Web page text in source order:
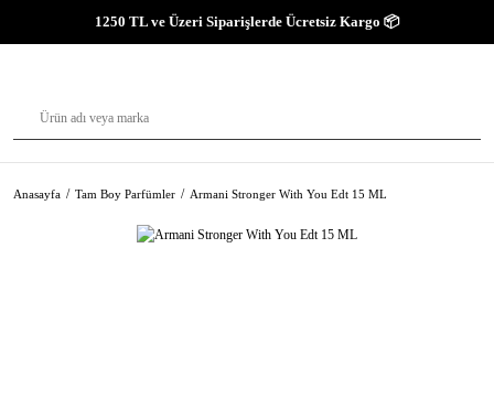
1250 TL ve Üzeri Siparişlerde Ücretsiz Kargo 📦
Anasayfa Tam Boy Parfümler Armani Stronger With You Edt 15 ML